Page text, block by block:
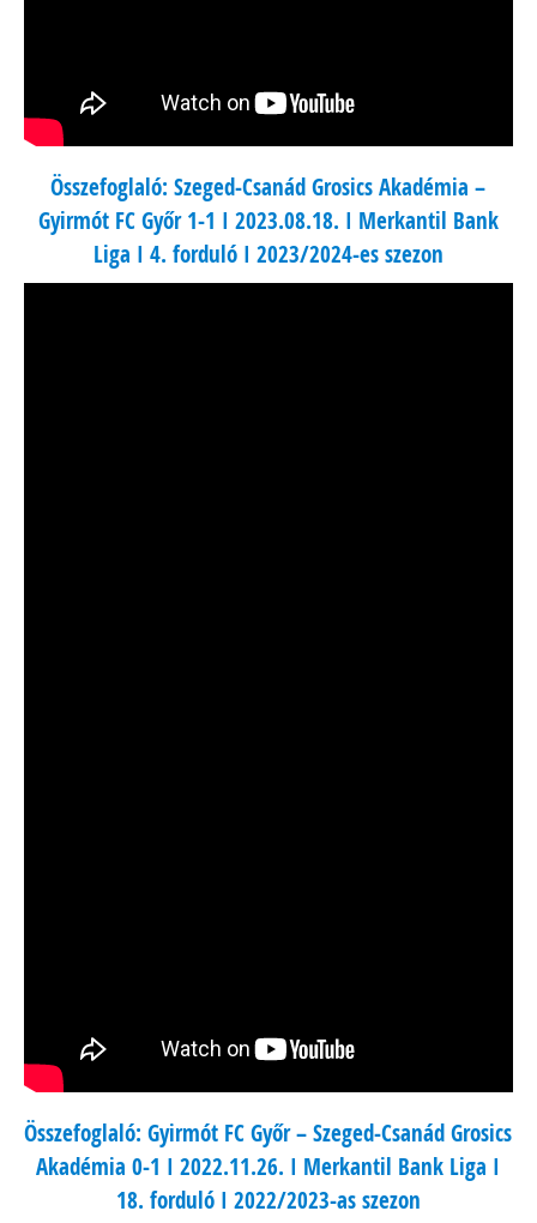
Összefoglaló: Szeged-Csanád Grosics Akadémia –
Gyirmót FC Győr 1-1 I 2023.08.18. I Merkantil Bank
Liga I 4. forduló I 2023/2024-es szezon
Összefoglaló: Gyirmót FC Győr – Szeged-Csanád Grosics
Akadémia 0-1 I 2022.11.26. I Merkantil Bank Liga I
18. forduló I 2022/2023-as szezon